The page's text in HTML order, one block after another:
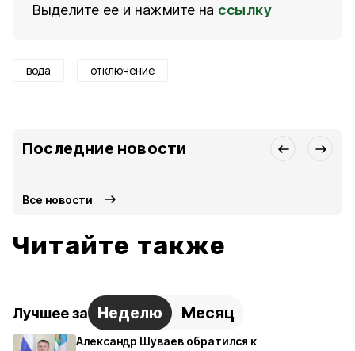
Выделите ее и нажмите на ссылку
вода отключение
Последние новости
Все новости
Читайте также
Лучшее за Неделю Месяц
Александр Шуваев обратился к